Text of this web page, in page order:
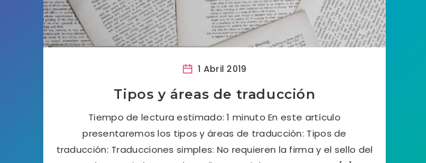
1 Abril 2019
Tipos y áreas de traducción
Tiempo de lectura estimado: 1 minuto En este artículo
presentaremos los tipos y áreas de traducción: Tipos de
traducción: Traducciones simples: No requieren la firma y el sello del